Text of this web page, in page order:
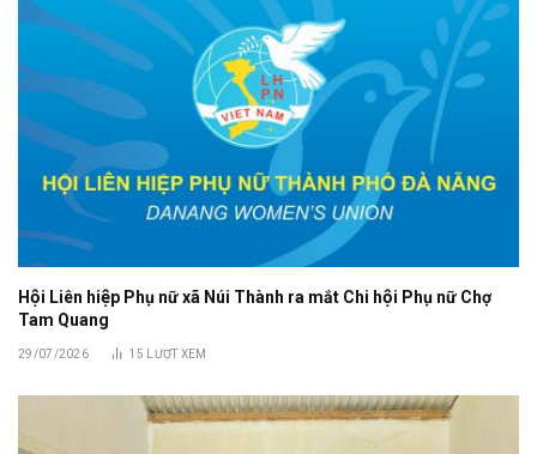
Hội Liên hiệp Phụ nữ xã Núi Thành ra mắt Chi hội Phụ nữ Chợ
Tam Quang
29/07/2026 15 LƯỢT XEM